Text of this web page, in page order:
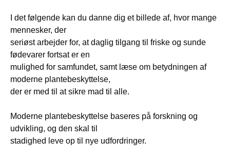
I det følgende kan du danne dig et billede af, hvor mange
mennesker, der
seriøst arbejder for, at daglig tilgang til friske og sunde
fødevarer fortsat er en
mulighed for samfundet, samt læse om betydningen af
moderne plantebeskyttelse,
der er med til at sikre mad til alle.
Moderne plantebeskyttelse baseres på forskning og
udvikling, og den skal til
stadighed leve op til nye udfordringer.